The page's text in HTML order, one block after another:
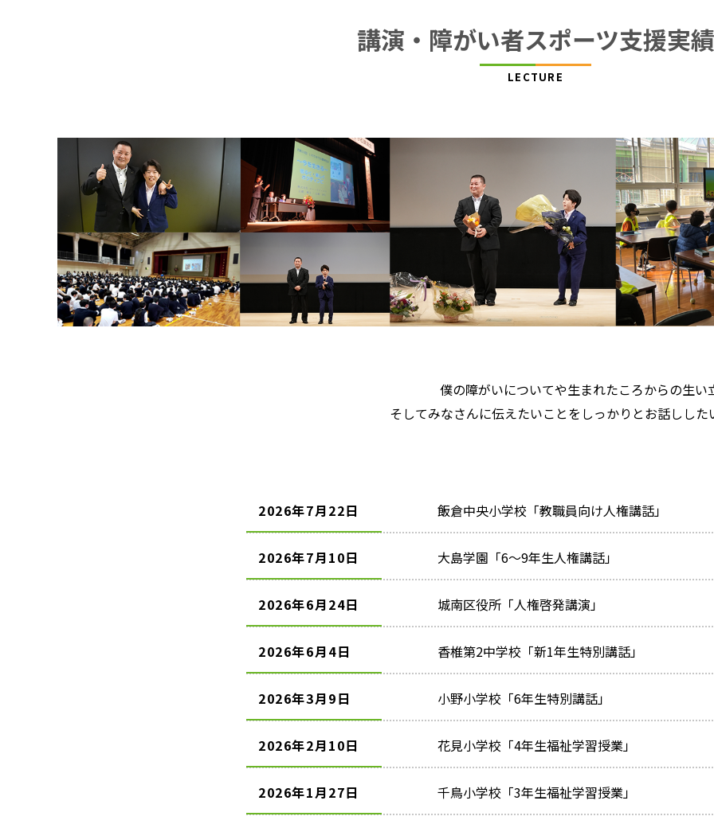
講演・障がい者スポーツ支援実績
LECTURE
僕の障がいについてや生まれたころからの生い
そしてみなさんに伝えたいことをしっかりとお話しした
2026年7月22日 飯倉中央小学校「教職員向け人権講話」
2026年7月10日 大島学園「6～9年生人権講話」
2026年6月24日 城南区役所「人権啓発講演」
2026年6月4日 香椎第2中学校「新1年生特別講話」
2026年3月9日 小野小学校「6年生特別講話」
2026年2月10日 花見小学校「4年生福祉学習授業」
2026年1月27日 千鳥小学校「3年生福祉学習授業」